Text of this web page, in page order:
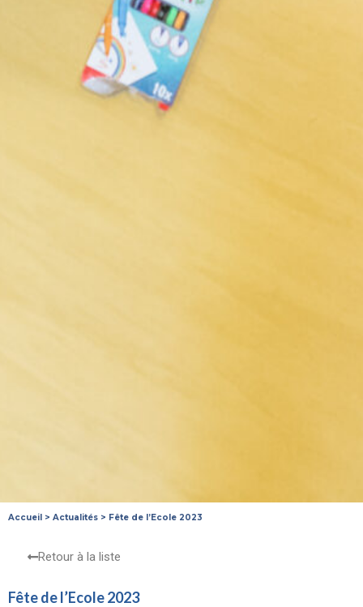
Accueil > Actualités > Fête de l’Ecole 2023
Retour à la liste
Fête de l’Ecole 2023